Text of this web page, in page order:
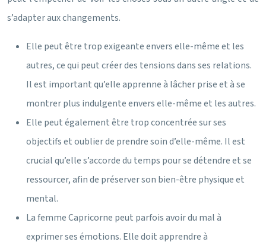
s’adapter aux changements.
Elle peut être trop exigeante envers elle-même et les
autres, ce qui peut créer des tensions dans ses relations.
Il est important qu’elle apprenne à lâcher prise et à se
montrer plus indulgente envers elle-même et les autres.
Elle peut également être trop concentrée sur ses
objectifs et oublier de prendre soin d’elle-même. Il est
crucial qu’elle s’accorde du temps pour se détendre et se
ressourcer, afin de préserver son bien-être physique et
mental.
La femme Capricorne peut parfois avoir du mal à
exprimer ses émotions. Elle doit apprendre à